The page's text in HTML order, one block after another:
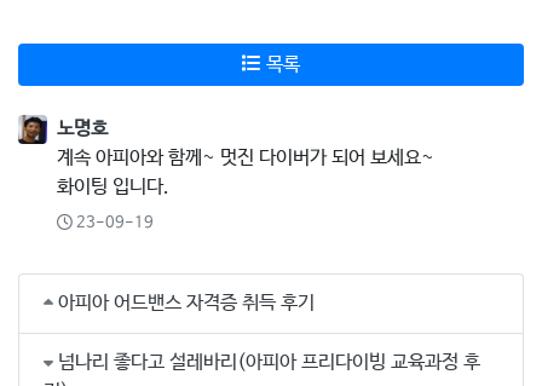
목록
노명호
계속 아피아와 함께~ 멋진 다이버가 되어 보세요~
화이팅 입니다.
23-09-19
아피아 어드밴스 자격증 취득 후기
넘나리 좋다고 설레바리(아피아 프리다이빙 교육과정 후